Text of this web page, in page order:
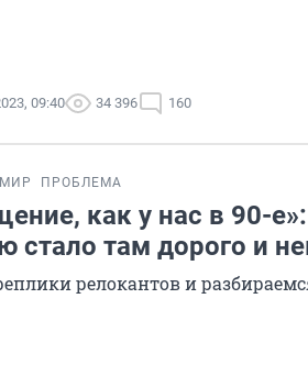
09:40 34 396 160
ПРОБЛЕМА
как у нас в 90-
стало там дорого и
релокантов и